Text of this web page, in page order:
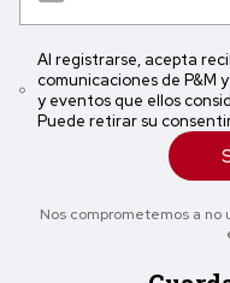
Al registrarse, acepta
comunicaciones de P&M
y eventos que ellos
Puede retirar su
Nos comprometemos a